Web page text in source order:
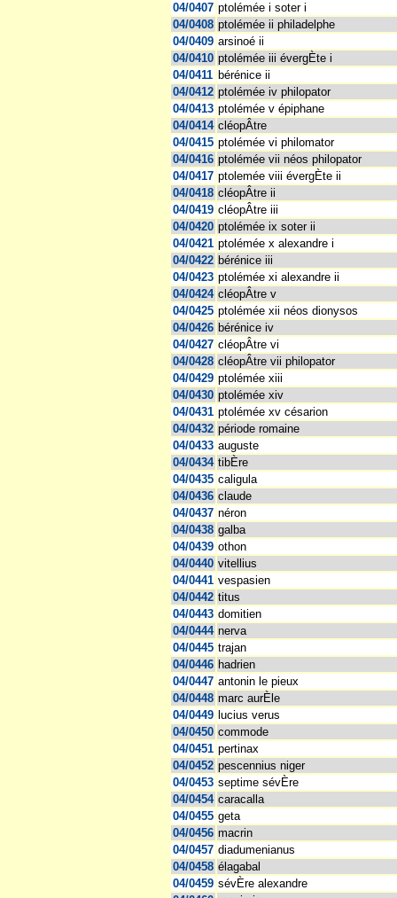
04/0407 ptolémée i soter i
04/0408 ptolémée ii philadelphe
04/0409 arsinoé ii
04/0410 ptolémée iii évergÈte i
04/0411 bérénice ii
04/0412 ptolémée iv philopator
04/0413 ptolémée v épiphane
04/0414 cléopÂtre
04/0415 ptolémée vi philomator
04/0416 ptolémée vii néos philopator
04/0417 ptolemée viii évergÈte ii
04/0418 cléopÂtre ii
04/0419 cléopÂtre iii
04/0420 ptolémée ix soter ii
04/0421 ptolémée x alexandre i
04/0422 bérénice iii
04/0423 ptolémée xi alexandre ii
04/0424 cléopÂtre v
04/0425 ptolémée xii néos dionysos
04/0426 bérénice iv
04/0427 cléopÂtre vi
04/0428 cléopÂtre vii philopator
04/0429 ptolémée xiii
04/0430 ptolémée xiv
04/0431 ptolémée xv césarion
04/0432 période romaine
04/0433 auguste
04/0434 tibÈre
04/0435 caligula
04/0436 claude
04/0437 néron
04/0438 galba
04/0439 othon
04/0440 vitellius
04/0441 vespasien
04/0442 titus
04/0443 domitien
04/0444 nerva
04/0445 trajan
04/0446 hadrien
04/0447 antonin le pieux
04/0448 marc aurÈle
04/0449 lucius verus
04/0450 commode
04/0451 pertinax
04/0452 pescennius niger
04/0453 septime sévÈre
04/0454 caracalla
04/0455 geta
04/0456 macrin
04/0457 diadumenianus
04/0458 élagabal
04/0459 sévÈre alexandre